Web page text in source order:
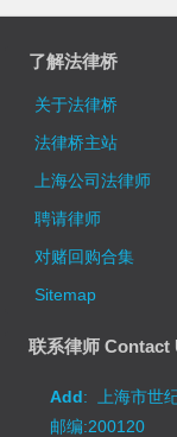
了解法律桥
关于法律桥
法律桥主站
上海公司法律师
聘请律师
对赌回购合集
Sitemap
联系律师 Contact
Add: 上海市世
邮编:200120